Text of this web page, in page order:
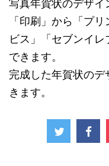
写真年賀状のデザ
「印刷」から「プ
ビス」「セブンイ
できます。
完成した年賀状の
きます。